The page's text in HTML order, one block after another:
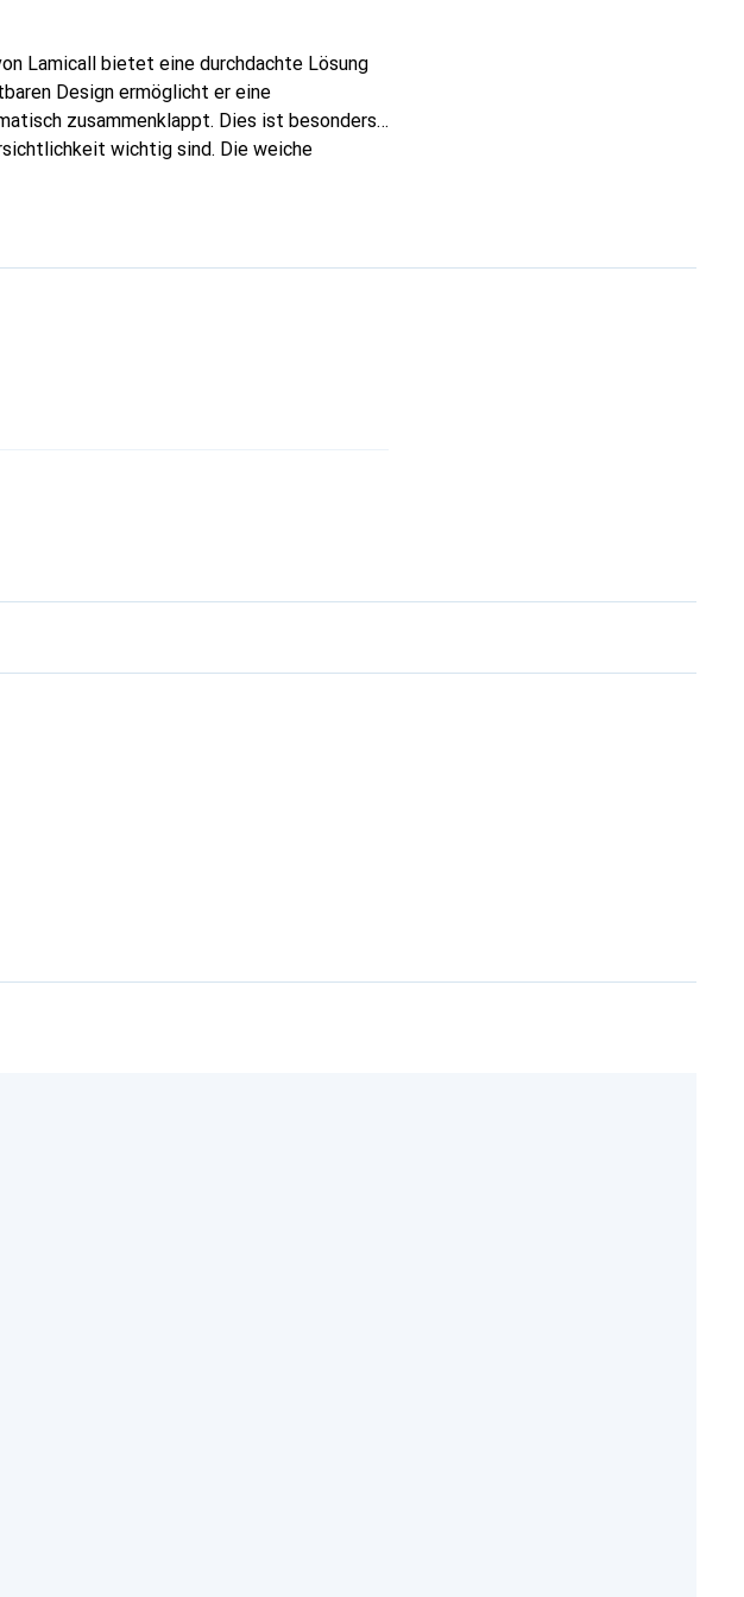
Lamicall bietet eine durchdachte Lösung
Design ermöglicht er eine
zusammenklappt. Dies ist besonders
wichtig sind. Die weiche
eine einfache Montage an
geeignet und trägt zu einem